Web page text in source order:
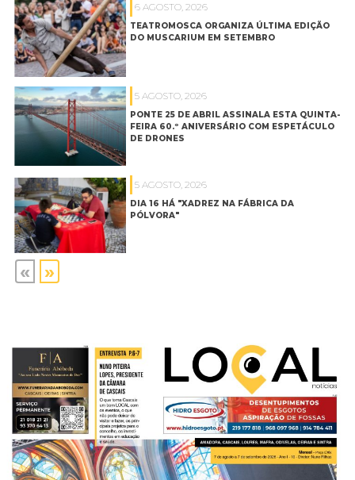
6 AGOSTO, 2026
TEATROMOSCA ORGANIZA ÚLTIMA EDIÇÃO
DO MUSCARIUM EM SETEMBRO
5 AGOSTO, 2026
PONTE 25 DE ABRIL ASSINALA ESTA QUINTA-
FEIRA 60.º ANIVERSÁRIO COM ESPETÁCULO
DE DRONES
5 AGOSTO, 2026
DIA 16 HÁ "XADREZ NA FÁBRICA DA
PÓLVORA"
« »